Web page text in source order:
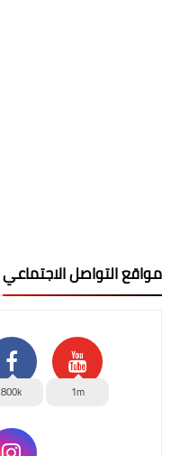
مواقع التواصل الاجتماعي
1m
800k